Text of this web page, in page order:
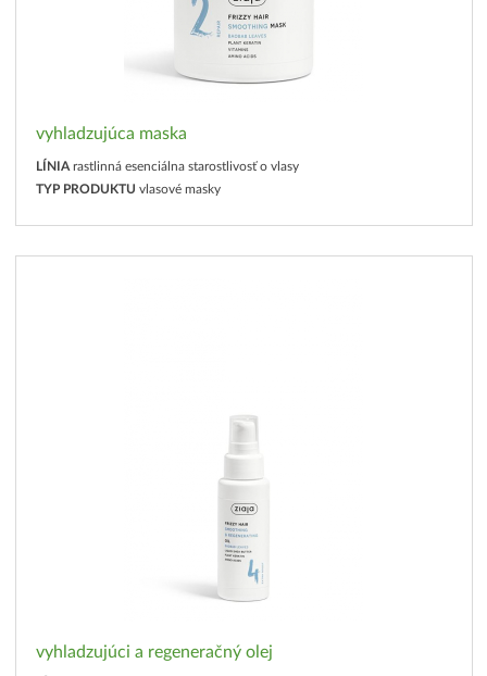
vyhladzujúca maska
LÍNIA rastlinná esenciálna starostlivosť o vlasy
TYP PRODUKTU vlasové masky
vyhladzujúci a regeneračný olej